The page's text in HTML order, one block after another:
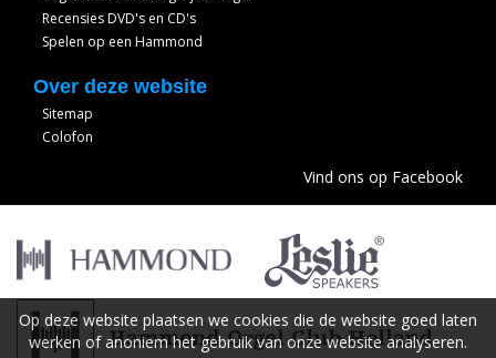
Recensies DVD's en CD's
Spelen op een Hammond
Over deze website
Sitemap
Colofon
Vind ons op Facebook
Op deze website plaatsen we cookies die de website goed laten
werken of anoniem het gebruik van onze website analyseren.